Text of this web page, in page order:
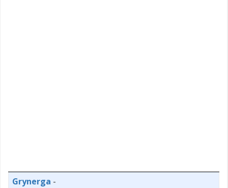
Grynerga -